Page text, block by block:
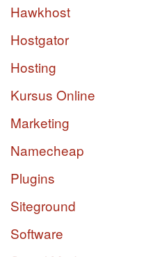
Hawkhost
Hostgator
Hosting
Kursus Online
Marketing
Namecheap
Plugins
Siteground
Software